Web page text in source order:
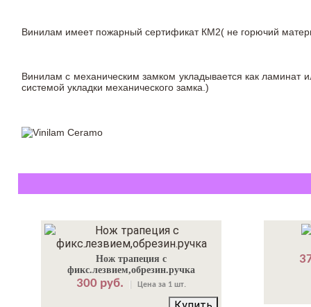
Винилам имеет пожарный сертификат КМ2( не горючий
Винилам с механическим замком укладывается как ламинат
системой укладки механического замка.)
Нож трапеция с
фикс.лезвием,обрезин.ручка
300 руб. Цена за 1 шт.